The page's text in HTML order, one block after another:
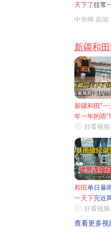
天下了往常
雨,当地出现
中华网·新闻
新疆和

新疆和田"一
年一年的雨"
灾...好看视频

和田单日暴
一天下完近
武警...好看视频
查看更多视